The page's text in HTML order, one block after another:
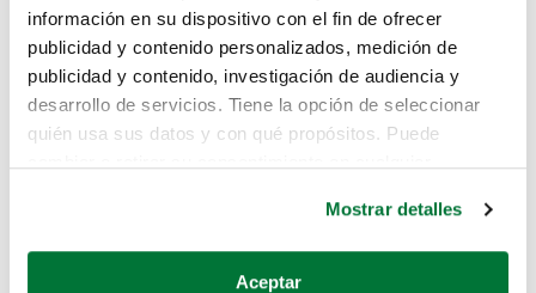
información en su dispositivo con el fin de ofrecer
publicidad y contenido personalizados, medición de
publicidad y contenido, investigación de audiencia y
desarrollo de servicios. Tiene la opción de seleccionar
quién usa sus datos y con qué propósitos. Puede
Si lo permite, también quisiéramos:
Mostrar detalles
Aceptar
Lo sentimos, no sabemos como
te hemos traido hasta aquí.
Pero puedes encontrar el coche que estás
buscando en alguno de estos enlaces:
Coches de segunda mano